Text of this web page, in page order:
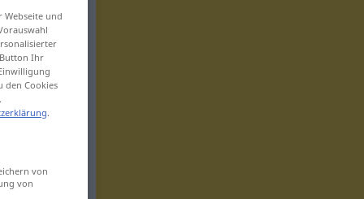
und
Ihr
den Cookies
.
von
von